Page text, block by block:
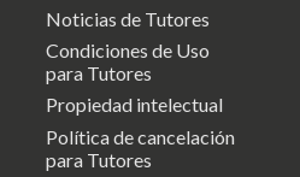
Noticias de Tutores
Condiciones de Uso
para Tutores
Propiedad intelectual
Política de cancelación
para Tutores